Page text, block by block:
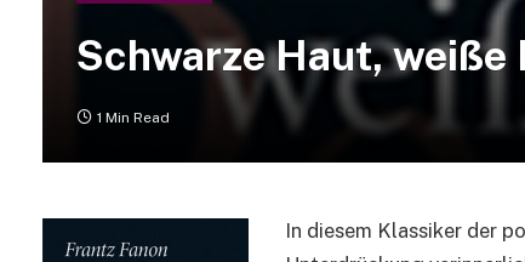
Schwarze Haut, weiße
1 Min Read
In diesem Klassiker der